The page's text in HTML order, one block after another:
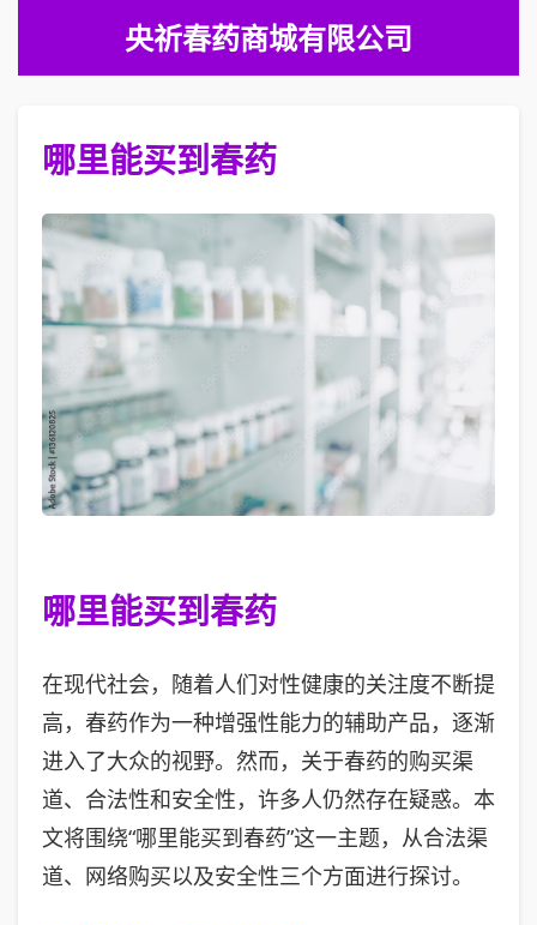
央祈春药商城有限公司
哪里能买到春药
哪里能买到春药
在现代社会，随着人们对性健康的关注度不断提
高，春药作为一种增强性能力的辅助产品，逐渐
进入了大众的视野。然而，关于春药的购买渠
道、合法性和安全性，许多人仍然存在疑惑。本
文将围绕“哪里能买到春药”这一主题，从合法渠
道、网络购买以及安全性三个方面进行探讨。